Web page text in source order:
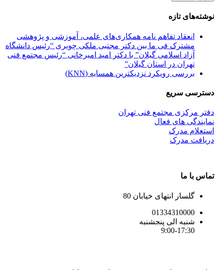
نوشته‌های تازه
انعقاد تفاهم نامه همکاری‌های علمی، آموزشی و پژوهشی
مشترک فی ما بین دکتر مجتبی ملکی چوبری “رئیس دانشگاه
آزاد اسلامی گیلان” با دکتر امید امیرخانی “رئیس مجتمع فنی
تهران در استان گیلان”
بررسی رویکرد نزدیکترین همسایه (KNN)
دسترسی سریع
دفتر مرکزی مجتمع فنی تهران
نمایندگی های فعال
استعلام مدرک
دریافت مدرک
تماس با ما
گلسار انتهای خیابان 80
01334310000
شنبه الی پنجشنبه
9:00-17:30